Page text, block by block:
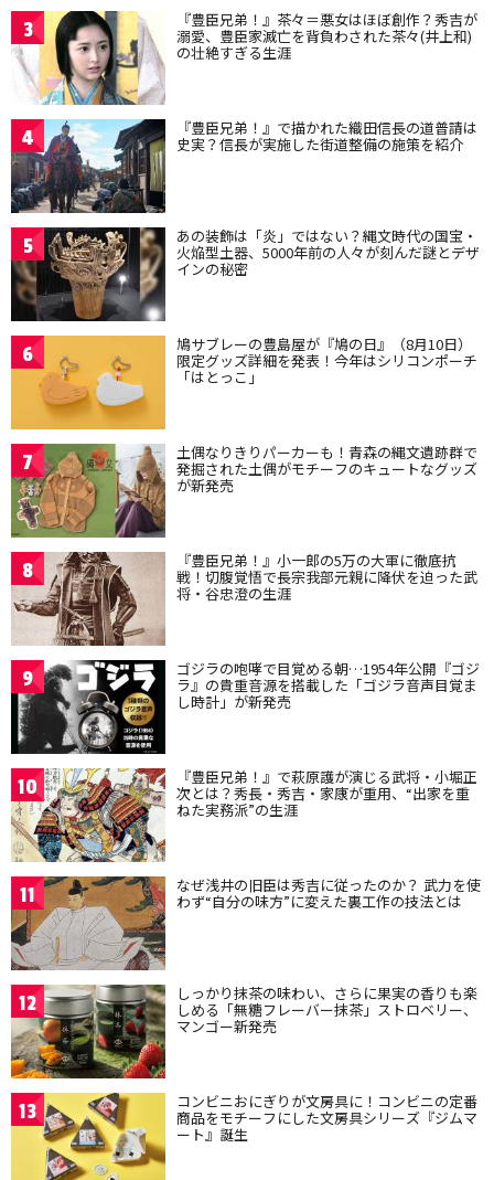
3 『豊臣兄弟！』茶々＝悪女はほぼ創作？秀吉が
溺愛、豊臣家滅亡を背負わされた茶々(井上和)
の壮絶すぎる生涯
4 『豊臣兄弟！』で描かれた織田信長の道普請は
史実？信長が実施した街道整備の施策を紹介
5 あの装飾は「炎」ではない？縄文時代の国宝・
火焔型土器、5000年前の人々が刻んだ謎とデザ
インの秘密
6 鳩サブレーの豊島屋が『鳩の日』（8月10日）
限定グッズ詳細を発表！今年はシリコンポーチ
「はとっこ」
7 土偶なりきりパーカーも！青森の縄文遺跡群で
発掘された土偶がモチーフのキュートなグッズ
が新発売
8 『豊臣兄弟！』小一郎の5万の大軍に徹底抗
戦！切腹覚悟で長宗我部元親に降伏を迫った武
将・谷忠澄の生涯
9 ゴジラの咆哮で目覚める朝…1954年公開『ゴジ
ラ』の貴重音源を搭載した「ゴジラ音声目覚ま
し時計」が新発売
10 『豊臣兄弟！』で萩原護が演じる武将・小堀正
次とは？秀長・秀吉・家康が重用、“出家を重
ねた実務派”の生涯
11 なぜ浅井の旧臣は秀吉に従ったのか？ 武力を使
わず“自分の味方”に変えた裏工作の技法とは
12 しっかり抹茶の味わい、さらに果実の香りも楽
しめる「無糖フレーバー抹茶」ストロベリー、
マンゴー新発売
13 コンビニおにぎりが文房具に！コンビニの定番
商品をモチーフにした文房具シリーズ『ジムマ
ート』誕生